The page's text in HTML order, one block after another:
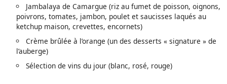
Jambalaya de Camargue (riz au fumet de poisson, oignons,
poivrons, tomates, jambon, poulet et saucisses laqués au
ketchup maison, crevettes, encornets)
Crème brûlée à l’orange (un des desserts « signature » de
l’auberge)
Sélection de vins du jour (blanc, rosé, rouge)